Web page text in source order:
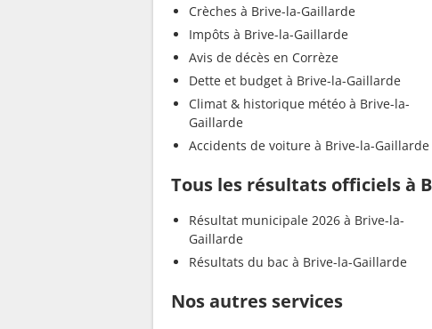
Crèches à Brive-la-Gaillarde
Impôts à Brive-la-Gaillarde
Avis de décès en Corrèze
Dette et budget à Brive-la-Gaillarde
Climat & historique météo à Brive-la-
Gaillarde
Accidents de voiture à Brive-la-Gaillarde
Tous les résultats officiels à
Résultat municipale 2026 à Brive-la-
Gaillarde
Résultats du bac à Brive-la-Gaillarde
Nos autres services